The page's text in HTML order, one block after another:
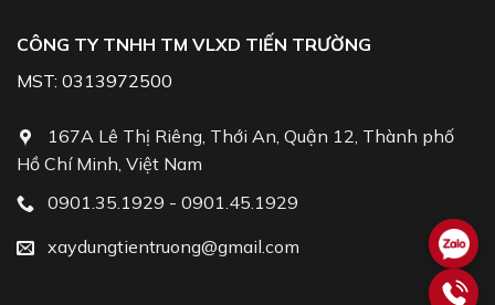
CÔNG TY TNHH TM VLXD TIẾN TRƯỜNG
MST: 0313972500
167A Lê Thị Riêng, Thới An, Quận 12, Thành phố
Hồ Chí Minh, Việt Nam
0901.35.1929 - 0901.45.1929
xaydungtientruong@gmail.com